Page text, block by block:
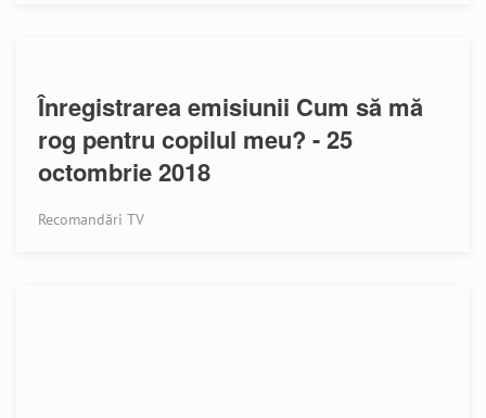
Înregistrarea emisiunii Cum să mă
rog pentru copilul meu? - 25
octombrie 2018
Recomandări TV